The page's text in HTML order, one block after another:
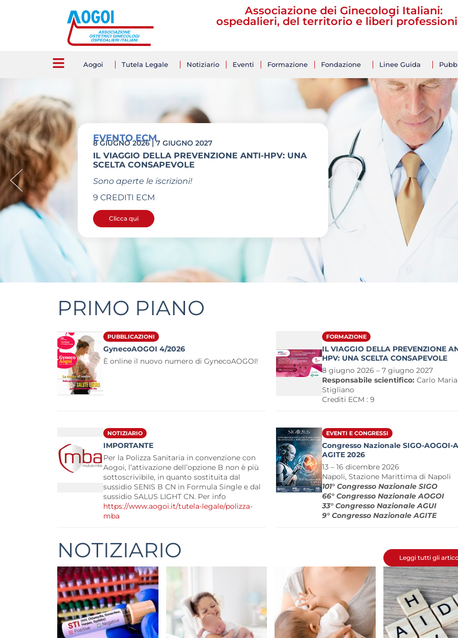
Associazione dei Ginecologi Italiani:
ospedalieri, del territorio e liberi
Aogoi Tutela Legale Notiziario Eventi Formazione Fondazione Linee Guida
LINEE GUIDA
Buone pratiche clinico-assistenziali per il
Trattamento Farmacologico dell’Aborto
La Fondazione Confalonieri Ragonese su mandato delle
società scientifiche SIGO, AOGOI, AGUI, in collaborazione con
AGITE, è lieta di pubblicare le raccomandazioni n.21
Clicca qui
PRIMO PIANO
PUBBLICAZIONI
GynecoAOGOI 4/2026
È online il nuovo numero di GynecoAOGOI!
FORMAZIONE
IL VIAGGIO DELLA PREVENZIONE
HPV: UNA SCELTA CONSAPEVOLE
8 giugno 2026 – 7 giugno 2027
Responsabile scientifico: Carlo Maria
Stigliano
Crediti ECM : 9
NOTIZIARIO
IMPORTANTE
Per la Polizza Sanitaria in convenzione con
Aogoi, l’attivazione dell’opzione B non è più
sottoscrivibile, in quanto sostituita dal
sussidio SENIS B CN in Formula Single e dal
sussidio SALUS LIGHT CN. Per info
https://www.aogoi.it/tutela-legale/polizza-
mba
EVENTI E CONGRESSI
Congresso Nazionale SIGO-AOGOI-
AGITE 2026
13 – 16 dicembre 2026
Napoli, Stazione Marittima di Napoli
101° Congresso Nazionale SIGO
66° Congresso Nazionale AOGOI
33° Congresso Nazionale AGUI
9° Congresso Nazionale AGITE
NOTIZIARIO Leggi tutti gli